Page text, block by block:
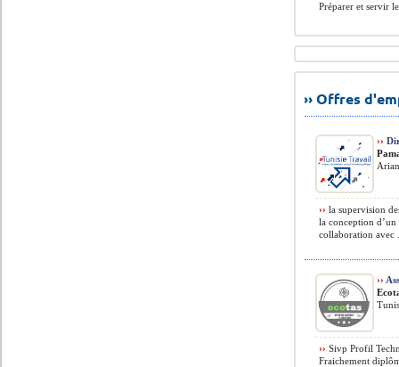
Préparer et servir
›› Offres
››
›› la supervision
la conception d’un
collaboration avec
››
›› Sivp Profil
Fraichement